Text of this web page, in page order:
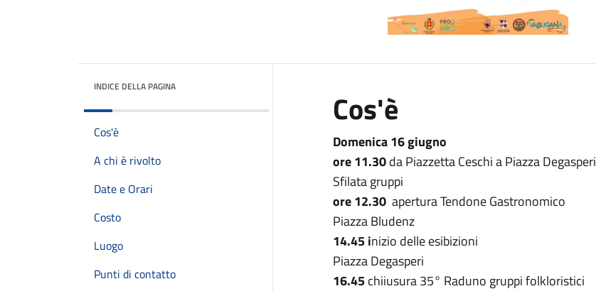
INDICE DELLA PAGINA
Cos'è
A chi è rivolto
Date e Orari
Costo
Luogo
Punti di contatto
Cos'è
Domenica 16 giugno
ore 11.30da Piazzetta Ceschi a Piazza Degasperi
Sfilata gruppi
ore 12.30 apertura Tendone Gastronomico
Piazza Bludenz
14.45 inizio delle esibizioni
Piazza Degasperi
16.45chiiusura 35° Raduno gruppi folkloristici